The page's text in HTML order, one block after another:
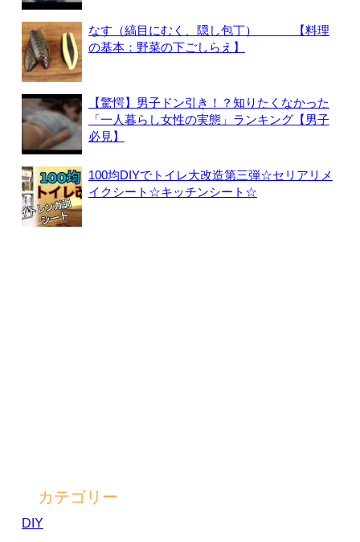
なす（縞目にむく、隠し包丁） 【料理
の基本：野菜の下ごしらえ】
【驚愕】男子ドン引き！？知りたくなかった
「一人暮らし女性の実態」ランキング【男子
必見】
100均DIYでトイレ大改造第三弾☆セリアリメ
イクシート☆キッチンシート☆
カテゴリー
DIY